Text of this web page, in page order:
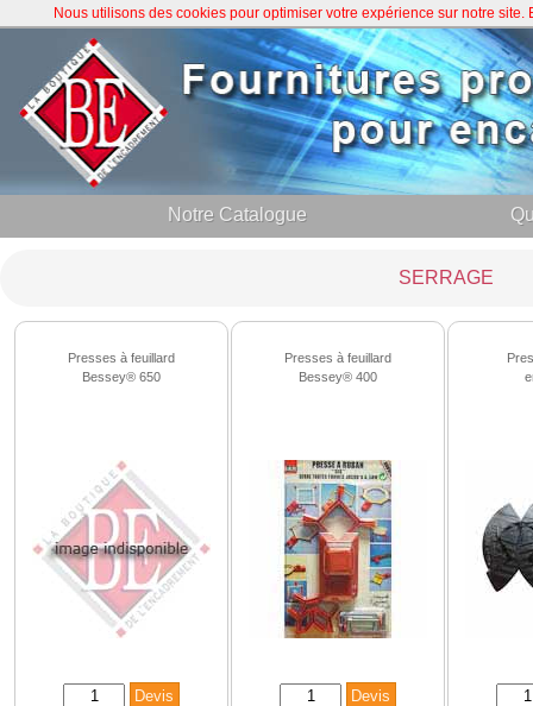
Notre Catalogue
SERRAGE
Presses à feuillard
Bessey® 650
Presses à feuillard
Bessey® 400
Nous utilisons des cookies pour optimiser votre expérience sur notre